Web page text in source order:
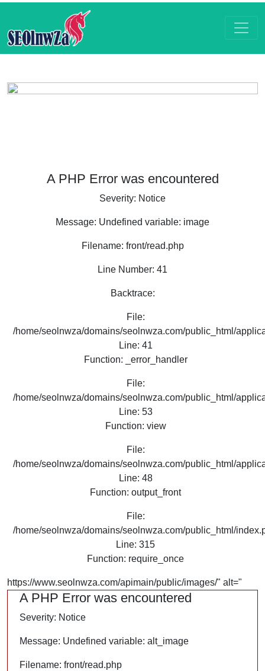
A PHP Error was encountered
Severity: Notice
Message: Undefined variable: image
Filename: front/read.php
Line Number: 41
Backtrace:
File:
/home/seolnwza/domains/seolnwza.com/public_html/
Line: 41
Function: _error_handler
File:
/home/seolnwza/domains/seolnwza.com/public_html/
Line: 53
Function: view
File:
/home/seolnwza/domains/seolnwza.com/public_html/
Line: 48
Function: output_front
File:
/home/seolnwza/domains/seolnwza.com/public_html/
Line: 315
Function: require_once
https://www.seolnwza.com/apimain/public/images/" alt="
A PHP Error was encountered
Severity: Notice
Message: Undefined variable: alt_image
Filename: front/read.php